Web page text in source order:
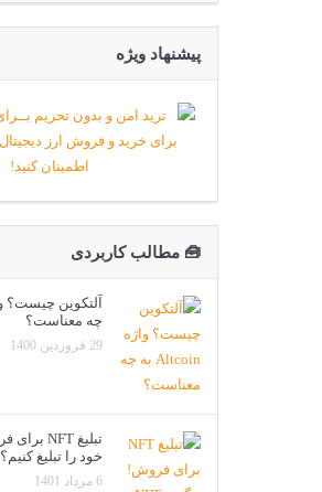
پیشنهاد ویژه
🧰 مطالب کاربردی
چه معناست؟
29 فروردین 1400
خود را تبلیغ کنیم؟
6 مرداد 1401